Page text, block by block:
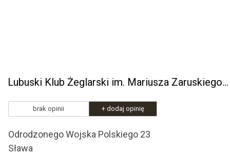
Lubuski Klub Żeglarski im. Mariusza Zaruskiego w Sławie
brak opinii + dodaj opinię
Odrodzonego Wojska Polskiego 23
Sława